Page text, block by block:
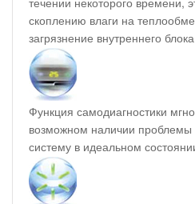
скоплению влаги на
загрязнение внутреннего
Функция самодиагностики
возможном наличии проблемы
систему в идеальном